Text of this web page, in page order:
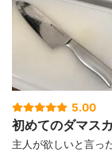
5.00
初めてのダマス
主人が欲しいと言っ